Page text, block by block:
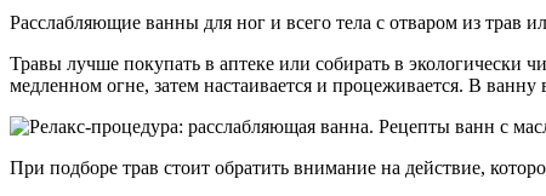
Расслабляющие ванны для ног и всего тела с отваром из трав
Травы лучше покупать в аптеке или собирать в экологически
медленном огне, затем настаивается и процеживается. В ванну
При подборе трав стоит обратить внимание на действие,